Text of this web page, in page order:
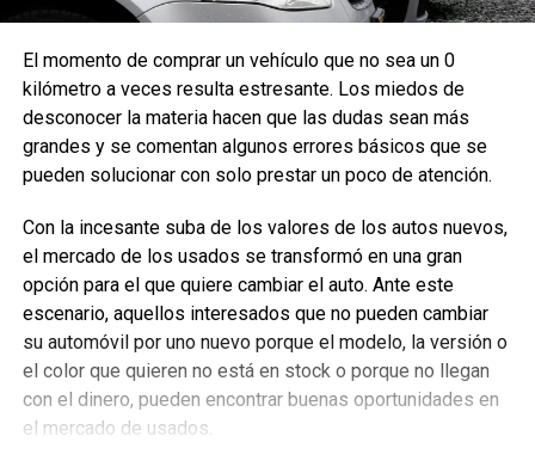
El momento de comprar un vehículo que no sea un 0
kilómetro a veces resulta estresante. Los miedos de
desconocer la materia hacen que las dudas sean más
grandes y se comentan algunos errores básicos que se
pueden solucionar con solo prestar un poco de atención.
Con la incesante suba de los valores de los autos nuevos,
el mercado de los usados se transformó en una gran
opción para el que quiere cambiar el auto. Ante este
escenario, aquellos interesados que no pueden cambiar
su automóvil por uno nuevo porque el modelo, la versión o
el color que quieren no está en stock o porque no llegan
con el dinero, pueden encontrar buenas oportunidades en
el mercado de usados.